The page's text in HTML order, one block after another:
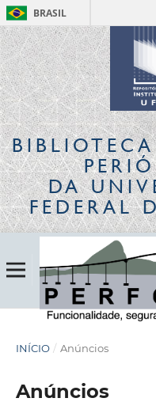
BRASIL
DA
FEDERAL
INÍCIO / Anúncios
Anúncios